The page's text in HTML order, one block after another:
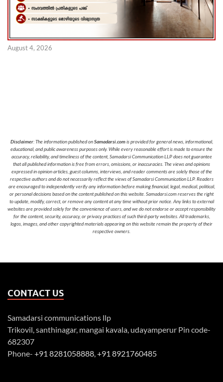
August 4, 2026
Disclaimer: The information published onSamadarsi.comis provided for general news, informational,
educational, and public awareness purposes only. While every reasonable effort is made to ensure the
accuracy, reliability, and timeliness of the content, Samadarsi Communication LLP does not guarantee
that all published information is free from errors, omissions, or inaccuracies. The views and opinions
expressed in opinion articles, guest columns, interviews, and reader comments are solely those of the
respective authors and do not necessarily reflect the views of Samadarsi Communication LLP. Readers
are encouraged to independently verify any information before making financial, legal, medical, political,
or personal decisions based on the content published on this website. Samadarsi.com reserves the right
to update, modify, correct, or remove any content at any time without prior notice. Any links to external
websites are provided solely for the convenience of users, and we do not endorse or accept responsibility
for the content, security, accuracy, or privacy practices of such third-party websites. All trademarks,
logos, images, and other copyrighted materials appearing on this website remain the property of their
respective owners.
CONTACT US
Samadarsi communications llp
Trikovil, santhinagar, mangai kavala, udayamperur Pin code-
682307
Phone- +91 8281058888,+91 8921760485